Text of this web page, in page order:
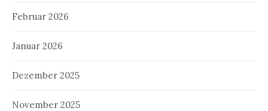
Februar 2026
Januar 2026
Dezember 2025
November 2025